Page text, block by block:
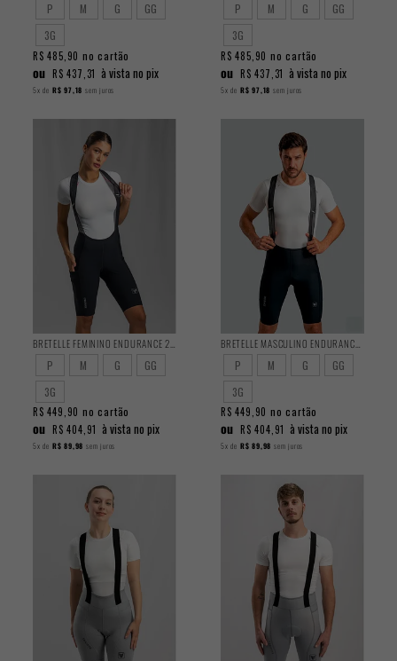
P M G
GG
3G
R$ 485,90 no cartão
ou R$ 437,31 à vista no pix
5x de R$ 97,18 sem juros
P M G
GG
3G
R$ 485,90 no cartão
ou R$ 437,31 à vista no pix
5x de R$ 97,18 sem juros
BRETELLE FEMININO ENDURANCE 2025
P M G
GG
3G
R$ 449,90 no cartão
ou R$ 404,91 à vista no pix
5x de R$ 89,98 sem juros
BRETELLE MASCULINO ENDURANCE 2025
P M G
GG
3G
R$ 449,90 no cartão
ou R$ 404,91 à vista no pix
5x de R$ 89,98 sem juros